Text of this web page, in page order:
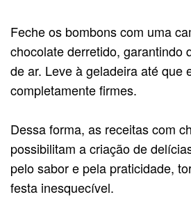
Feche os bombons com uma
chocolate derretido, garantindo
de ar. Leve à geladeira até que
completamente firmes.
Dessa forma, as receitas com
possibilitam a criação de
pelo sabor e pela praticidade,
festa inesquecível.